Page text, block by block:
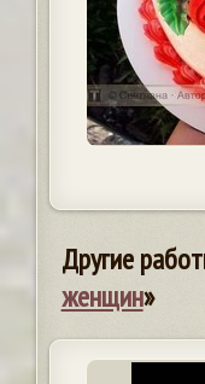
Другие
женщин»